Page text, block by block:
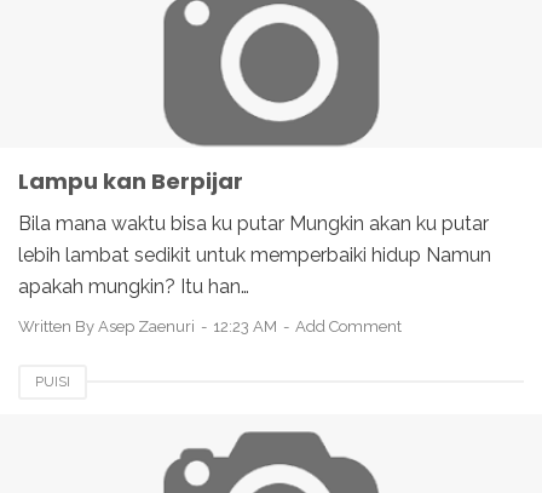
Lampu kan Berpijar
Bila mana waktu bisa ku putar Mungkin akan ku putar
lebih lambat sedikit untuk memperbaiki hidup Namun
apakah mungkin? Itu han…
Written By Asep Zaenuri 12:23 AM Add Comment
PUISI